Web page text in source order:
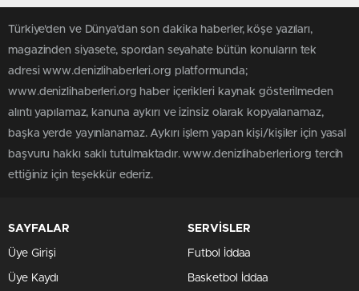
Türkiye'den ve Dünya’dan son dakika haberler, köşe yazıları,
magazinden siyasete, spordan seyahate bütün konuların tek
adresi www.denizlihaberleri.org platformunda;
www.denizlihaberleri.org haber içerikleri kaynak gösterilmeden
alıntı yapılamaz, kanuna aykırı ve izinsiz olarak kopyalanamaz,
başka yerde yayınlanamaz. Aykırı işlem yapan kişi/kişiler için yasal
başvuru hakkı saklı tutulmaktadır. www.denizlihaberleri.org tercih
ettiğiniz için teşekkür ederiz.
SAYFALAR
Üye Girişi
Üye Kaydı
SERVİSLER
Futbol İddaa
Basketbol İddaa